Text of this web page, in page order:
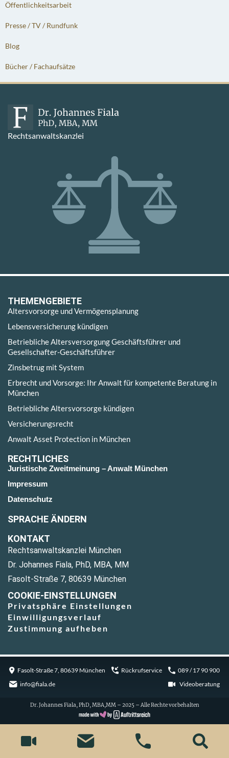
Öffentlichkeitsarbeit
Presse / TV / Rundfunk
Blog
Bücher / Fachaufsätze
Rechtsanwaltskanzlei
THEMENGEBIETE
Altersvorsorge und Vermögensplanung
Lebensversicherung kündigen
Betriebliche Altersversorgung Geschäftsführer und
Gesellschafter-Geschäftsführer
Zinsbetrug mit System
Erbrecht und Vorsorge: Ihr Anwalt für kompetente Beratung in
München
Betriebliche Altersvorsorge kündigen
Versicherungsrecht
Anwalt Asset Protection in München
RECHTLICHES
Juristische Zweitmeinung – Anwalt München
Impressum
Datenschutz
SPRACHE ÄNDERN
KONTAKT
Rechtsanwaltskanzlei München
Dr. Johannes Fiala, PhD, MBA, MM
Fasolt-Straße 7, 80639 München
COOKIE-EINSTELLUNGEN
Privatsphäre Einstellungen
Einwilligungsverlauf
Zustimmung aufheben
Fasolt-Straße 7, 80639 München Rückrufservice
089 / 17 90 900
info@fiala.de
Videoberatung
Dr. Johannes Fiala, PhD, MBA,MM – 2025 – Alle Rechte vorbehalten